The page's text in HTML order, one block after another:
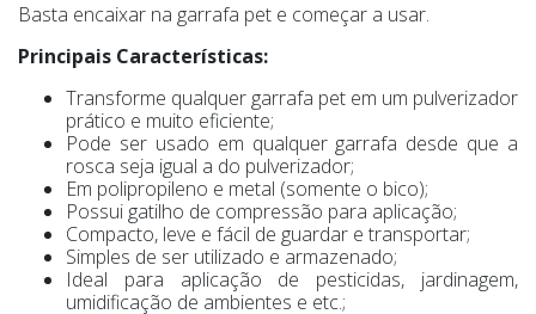
Basta encaixar na garrafa pet e começar a usar.
Principais Características:
Transforme qualquer garrafa pet em um pulverizador
prático e muito eficiente;
Pode ser usado em qualquer garrafa desde que a
rosca seja igual a do pulverizador;
Em polipropileno e metal (somente o bico);
Possui gatilho de compressão para aplicação;
Compacto, leve e fácil de guardar e transportar;
Simples de ser utilizado e armazenado;
Ideal para aplicação de pesticidas, jardinagem,
umidificação de ambientes e etc.;